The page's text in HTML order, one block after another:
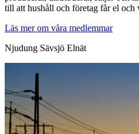
till att hushåll och företag får el och
Läs mer om våra medlemmar